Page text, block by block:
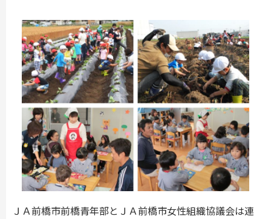
ＪＡ前橋市前橋青年部とＪＡ前橋市女性組織協議会は連